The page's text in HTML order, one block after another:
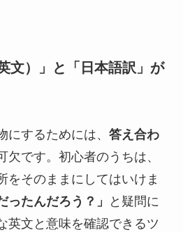
文）」と「日本語訳」が
にするためには、 答え合わ
欠です。初心者のうちは、
をそのままにしてはいけま
ったんだろう？」
と疑問に
英文と意味を確認できるツ